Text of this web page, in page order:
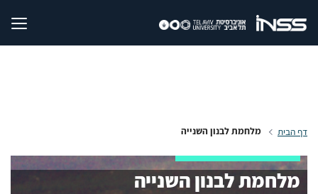
דף הבית מלחמת לבנון השנייה
מלחמת לבנון השנייה